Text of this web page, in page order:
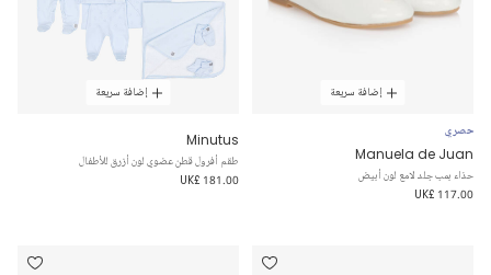
إضافة سريعة
حصري
Manuela de Juan
حذاء بمب جلد لامع لون أبيض
UK£ 117.00
إضافة سريعة
Minutus
طقم أفرول قطن عضوي لون أزرق للأطفال
UK£ 181.00